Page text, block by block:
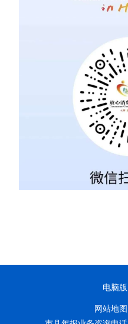
电脑版
网站地图